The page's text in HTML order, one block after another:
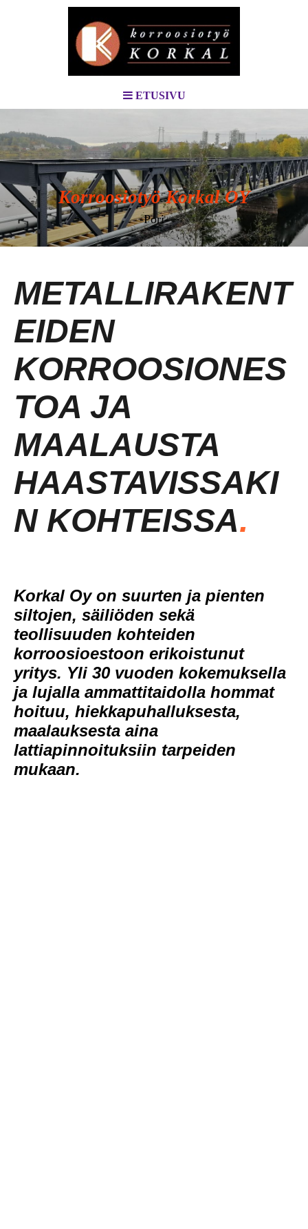
ETUSIVU
Korroosiotyö Korkal OY
-Pori-
METALLIRAKENT
EIDEN
KORROOSIONES
TOA JA
MAALAUSTA
HAASTAVISSAKI
N KOHTEISSA.
Korkal Oy on suurten ja pienten
siltojen, säiliöden sekä
teollisuuden kohteiden
korroosioestoon erikoistunut
yritys. Yli 30 vuoden kokemuksella
ja lujalla ammattitaidolla hommat
hoituu, hiekkapuhalluksesta,
maalauksesta aina
lattiapinnoituksiin tarpeiden
mukaan.